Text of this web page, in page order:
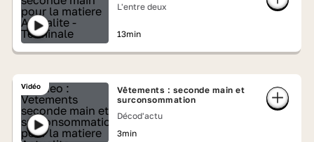
L'entre deux
13min
Vidéo
Vêtements : seconde main et
surconsommation
Décod'actu
3min